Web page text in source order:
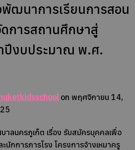
ฒนาการเรียนการสอน
การสถานศึกษาสู่
ปีงบประมาณ พ.ศ.
on พฤศจิกายน 14,
บาลนครภูเก็ต เรื่อง รับสมัครบุคคลเพื่อ
นักการภารโรง โครงการจ้างเหมาครู